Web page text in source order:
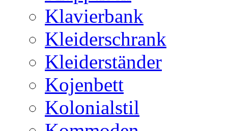
Klavierbank
Kleiderschrank
Kleiderständer
Kojenbett
Kolonialstil